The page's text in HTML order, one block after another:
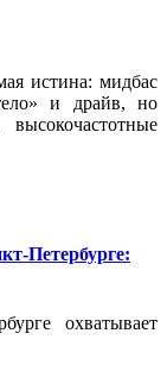
истина: мидбас
и драйв, но
Петербурге:
охватывает